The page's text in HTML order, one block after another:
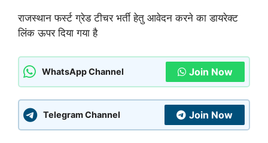
राजस्थान फर्स्ट ग्रेड टीचर भर्ती हेतु आवेदन करने का डायरेक्ट
लिंक ऊपर दिया गया है
WhatsApp Channel Join Now
Telegram Channel Join Now